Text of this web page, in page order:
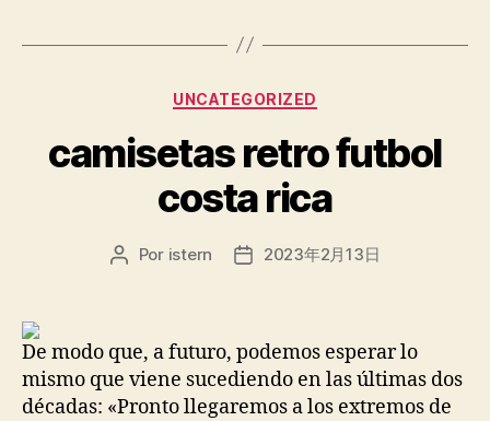
Categorías
UNCATEGORIZED
camisetas retro futbol
costa rica
Autor
Por istern
Fecha2023年2月13日
De modo que, a futuro, podemos esperar lo
mismo que viene sucediendo en las últimas dos
décadas: «Pronto llegaremos a los extremos de